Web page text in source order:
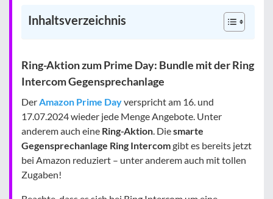
Inhaltsverzeichnis
Ring-Aktion zum Prime Day: Bundle mit der Ring
Intercom Gegensprechanlage
Der Amazon Prime Dayverspricht am 16. und
17.07.2024 wieder jede Menge Angebote. Unter
anderem auch eine Ring-Aktion . Diesmarte
Gegensprechanlage Ring Intercomgibt es bereits jetzt
bei Amazon reduziert – unter anderem auch mit tollen
Zugaben!